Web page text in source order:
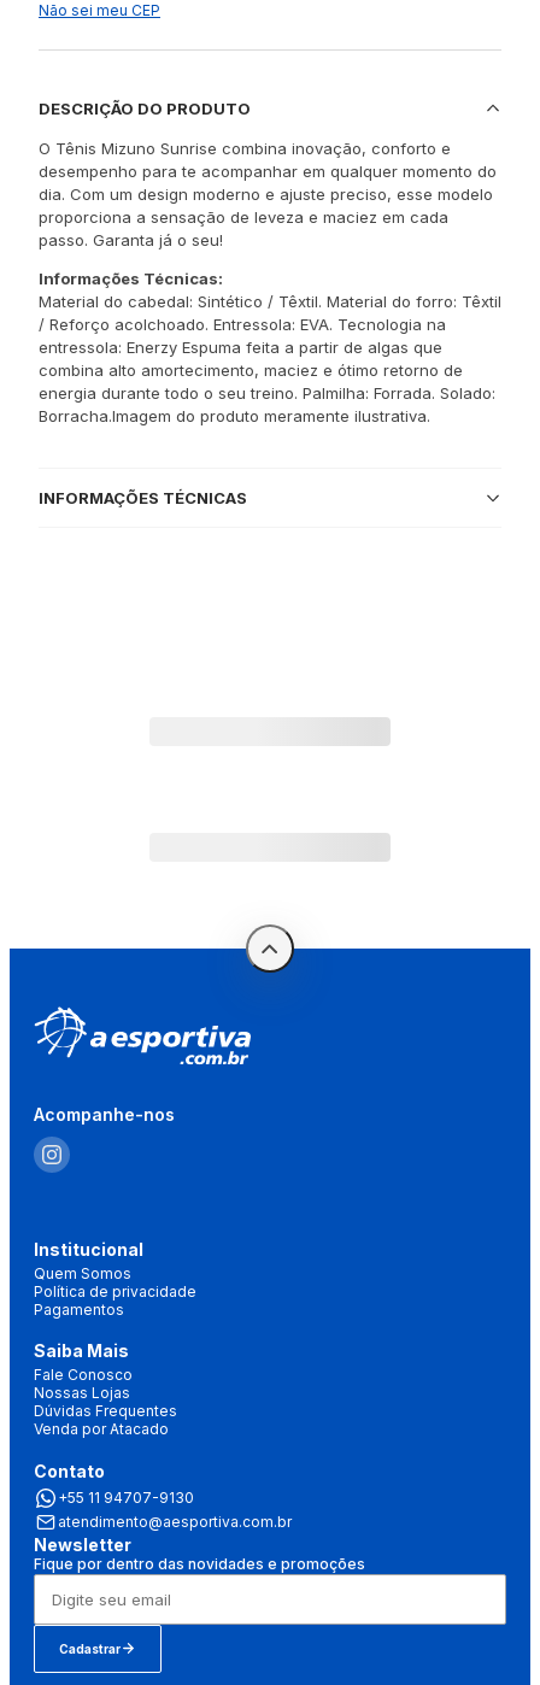
Não sei meu CEP
DESCRIÇÃO DO PRODUTO
O Tênis Mizuno Sunrise combina inovação, conforto e
desempenho para te acompanhar em qualquer momento do
dia. Com um design moderno e ajuste preciso, esse modelo
proporciona a sensação de leveza e maciez em cada
passo. Garanta já o seu!
Informações Técnicas:
Material do cabedal: Sintético / Têxtil. Material do forro: Têxtil
/ Reforço acolchoado. Entressola: EVA. Tecnologia na
entressola: Enerzy Espuma feita a partir de algas que
combina alto amortecimento, maciez e ótimo retorno de
energia durante todo o seu treino. Palmilha: Forrada. Solado:
Borracha.Imagem do produto meramente ilustrativa.
INFORMAÇÕES TÉCNICAS
Acompanhe-nos
Institucional
Quem Somos
Política de privacidade
Pagamentos
Saiba Mais
Fale Conosco
Nossas Lojas
Dúvidas Frequentes
Venda por Atacado
Contato
+55 11 94707-9130
atendimento@aesportiva.com.br
Newsletter
Fique por dentro das novidades e promoções
Cadastrar